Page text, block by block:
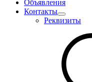
Объявления
Контакты
Реквизиты